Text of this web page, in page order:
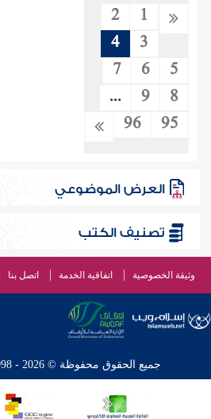
1
2
3
4
5
6
7
8
9
...
95
96
العرض الموضوعي
تصنيف الكتب
وثيقة الخصوصية اتفاقية الخدمة اتصل بنا
جميع الحقوق محفوظة © 2026 - 1998 لشبكة إسلام ويب